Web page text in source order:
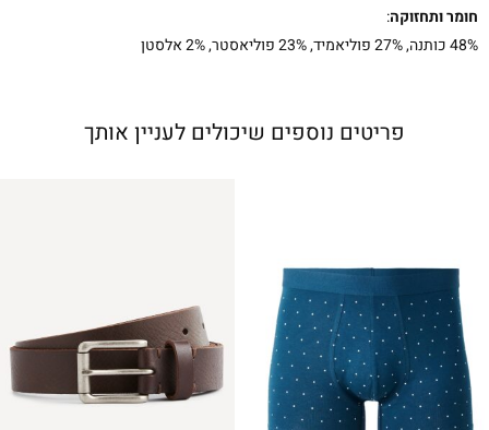
חומר ותחזוקה:
48% כותנה, 27% פוליאמיד, 23% פוליאסטר, 2% אלסטן
פריטים נוספים שיכולים לעניין אותך